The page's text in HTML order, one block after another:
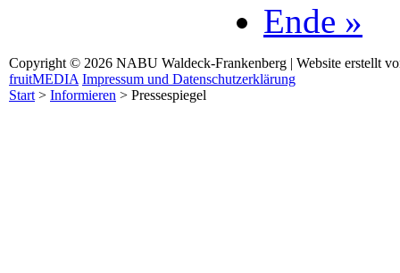
Ende »
Copyright © 2026 NABU Waldeck-Frankenberg | Website erstellt
fruitMEDIA Impressum und Datenschutzerklärung
Start> Informieren > Pressespiegel